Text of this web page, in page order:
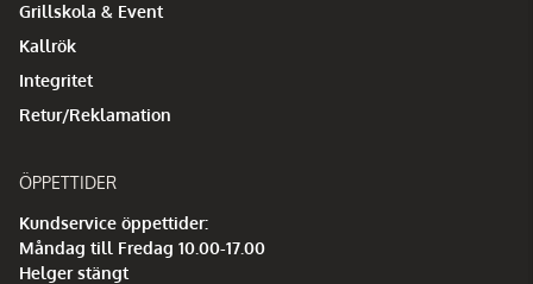
Grillskola & Event
Kallrök
Integritet
Retur/Reklamation
ÖPPETTIDER
Kundservice öppettider:
Måndag till Fredag 10.00-17.00
Helger stängt